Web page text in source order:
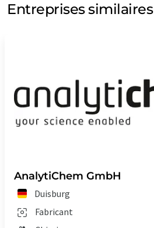
Entreprises similaires
AnalytiChem GmbH
Duisburg
Fabricant